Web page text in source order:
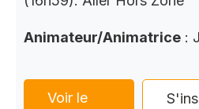
Animateur/Animatrice :
Voir le